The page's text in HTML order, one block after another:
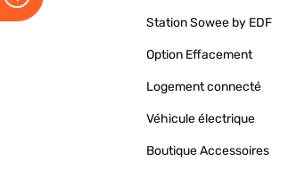
Station Sowee by EDF
Option Effacement
Logement connecté
Véhicule électrique
Boutique Accessoires